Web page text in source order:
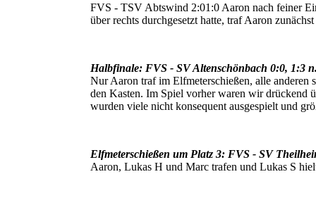
FVS - TSV Abtswind 2:01:0 Aaron nach feiner
über rechts durchgesetzt hatte, traf Aaron
Halbfinale: FVS - SV Altenschönbach 0:0, 1:3
Nur Aaron traf im Elfmeterschießen, alle anderen
den Kasten. Im Spiel vorher waren wir drückend
wurden viele nicht konsequent ausgespielt und
Elfmeterschießen um Platz 3: FVS - SV
Aaron, Lukas H und Marc trafen und Lukas S